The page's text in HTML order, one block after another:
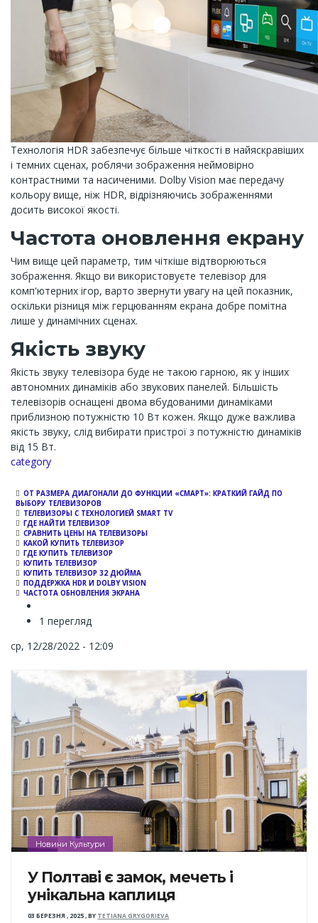
Технологія HDR забезпечує більше чіткості в найяскравіших
і темних сценах, роблячи зображення неймовірно
контрастними та насиченими. Dolby Vision має передачу
кольору вище, ніж HDR, відрізняючись зображеннями
досить високої якості.
Частота оновлення екрану
Чим вище цей параметр, тим чіткіше відтворюються
зображення. Якщо ви використовуєте телевізор для
комп'ютерних ігор, варто звернути увагу на цей показник,
оскільки різниця між герцюванням екрана добре помітна
лише у динамічних сценах.
Якість звуку
Якість звуку телевізора буде не такою гарною, як у інших
автономних динаміків або звукових панелей. Більшість
телевізорів оснащені двома вбудованими динаміками
приблизною потужністю 10 Вт кожен. Якщо дуже важлива
якість звуку, слід вибирати пристрої з потужністю динаміків
від 15 Вт.
Channel
category
ОТ РАЗМЕРА ДИАГОНАЛИ ДО ФУНКЦИИ «СМАРТ»: КРАТКИЙ ГАЙД ПО
ВЫБОРУ ТЕЛЕВИЗОРОВ
ТЕЛЕВИЗОРЫ С ТЕХНОЛОГИЕЙ SMART TV
ГДЕ НАЙТИ ТЕЛЕВИЗОР
СРАВНИТЬ ЦЕНЫ НА ТЕЛЕВИЗОРЫ
КАКОЙ КУПИТЬ ТЕЛЕВИЗОР
ГДЕ КУПИТЬ ТЕЛЕВИЗОР
КУПИТЬ ТЕЛЕВИЗОР
КУПИТЬ ТЕЛЕВИЗОР 32 ДЮЙМА
ПОДДЕРЖКА HDR И DOLBY VISION
ЧАСТОТА ОБНОВЛЕНИЯ ЭКРАНА
1 перегляд
ср, 12/28/2022 - 12:09
Новини Культури
У Полтаві є замок, мечеть і
унікальна каплиця
03 БЕРЕЗНЯ , 2025,BY TETIANA GRYGORIEVA